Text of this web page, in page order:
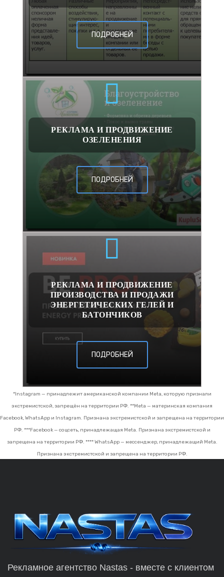
ПОДРОБНЕЙ
РЕКЛАМА И ПРОДВИЖЕНИЕ
ОЗЕЛЕНЕНИЯ
ПОДРОБНЕЙ
РЕКЛАМА И ПРОДВИЖЕНИЕ
ПРОИЗВОДСТВА И ПРОДАЖИ
ЭНЕРГЕТИЧЕСКИХ ГЕЛЕЙ И
БАТОНЧИКОВ
ПОДРОБНЕЙ
*Instagram — принадлежит американской компании Meta, которую признали
экстремистской, запрещён на территории РФ. **Meta — материнская компания
Facebook, WhatsApp и Instagram. Признана экстремистской и запрещена на территории
РФ. ***Facebook — соцсеть, принадлежащая Meta. Признана экстремистской и
запрещена на территории РФ. **** WhatsApp — мессенджер, принадлежащий Meta.
Признана экстремистской и запрещена на территории РФ.
Рекламное агентство Nastas - вместе с клиентом